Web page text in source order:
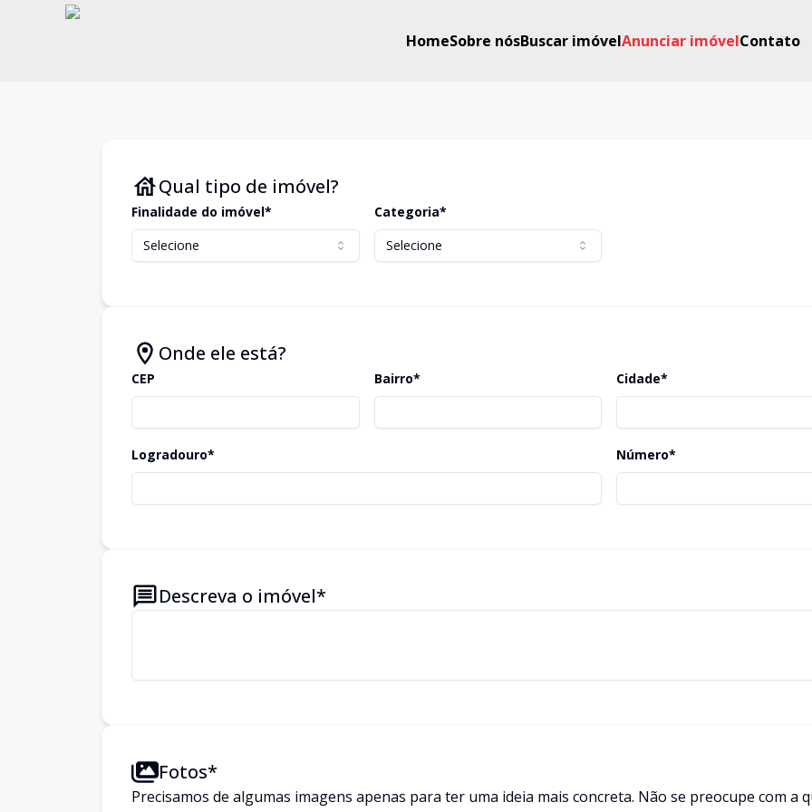
HomeSobre nósBuscar imóvelAnunciar imóvelContato
Qual tipo de imóvel?
Finalidade do imóvel*
Selecione
Categoria*
Selecione
Onde ele está?
CEP Bairro* Cidade*
Logradouro* Número*
Descreva o imóvel*
Fotos*
Precisamos de algumas imagens apenas para ter uma ideia mais concreta. Não se preocupe com a